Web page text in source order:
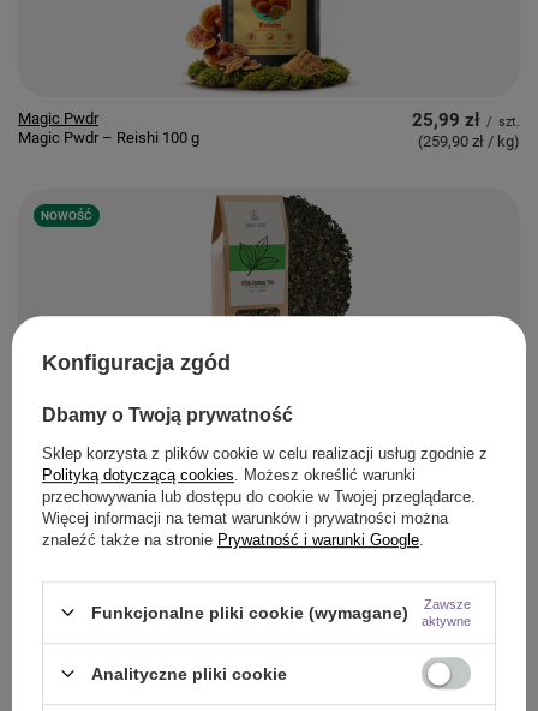
Magic Pwdr
Magic Pwdr – Reishi 100 g
25,99 zł / szt.
(259,90 zł / kg)
NOWOŚĆ
Mary Rose – Herbata Milk Oolong –
NOWOŚĆ
Mary Rose
Mary Rose – Pink Matcha – Dragon
59,99 zł
(599,90 zł / kg
Konfiguracja zgód
Dbamy o Twoją prywatność
Sklep korzysta z plików cookie w celu realizacji usług zgodnie z
Polityką dotyczącą cookies . Możesz określić warunki
przechowywania lub dostępu do cookie w Twojej przeglądarce.
Więcej informacji na temat warunków i prywatności można
znaleźć także na stronie Prywatność i warunki Google
Funkcjonalne pliki cookie (wymagane)
Zawsze
aktywne
Analityczne pliki cookie